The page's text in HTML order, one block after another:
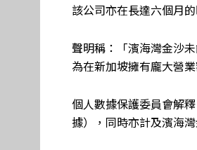
該公司亦在長達六個月
聲明稱：「濱海灣金沙
為在新加坡擁有龐大營
個人數據保護委員會解
據），同時亦計及濱海